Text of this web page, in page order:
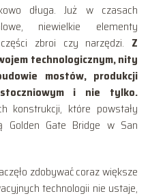
długa. Już w czasach
niewielkie elementy
zbroi czy narzędzi. Z
technologicznym, nity
mostów, produkcji
i nie tylko.
konstrukcji, które powstały
Golden Gate Bridge w San
zdobywać coraz większe
technologii nie ustaje,